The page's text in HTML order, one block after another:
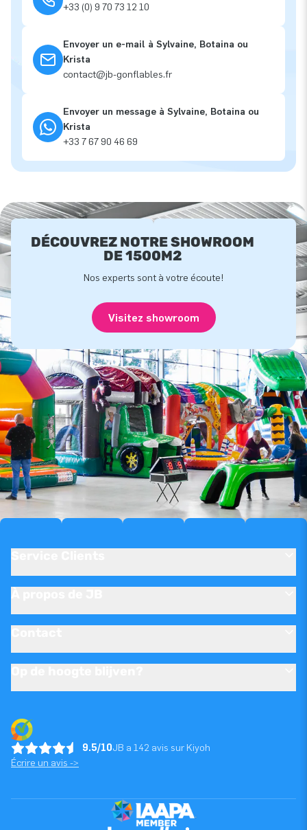
+33 (0) 9 70 73 12 10
Envoyer un e-mail à Sylvaine, Botaina ou
Krista
contact@jb-gonflables.fr
Envoyer un message à Sylvaine, Botaina ou
Krista
+33 7 67 90 46 69
DÉCOUVREZ NOTRE SHOWROOM
DE 1500M2
Nos experts sont à votre écoute!
Visitez showroom
9.5/10JB a 142 avis sur Kiyoh
Écrire un avis ->